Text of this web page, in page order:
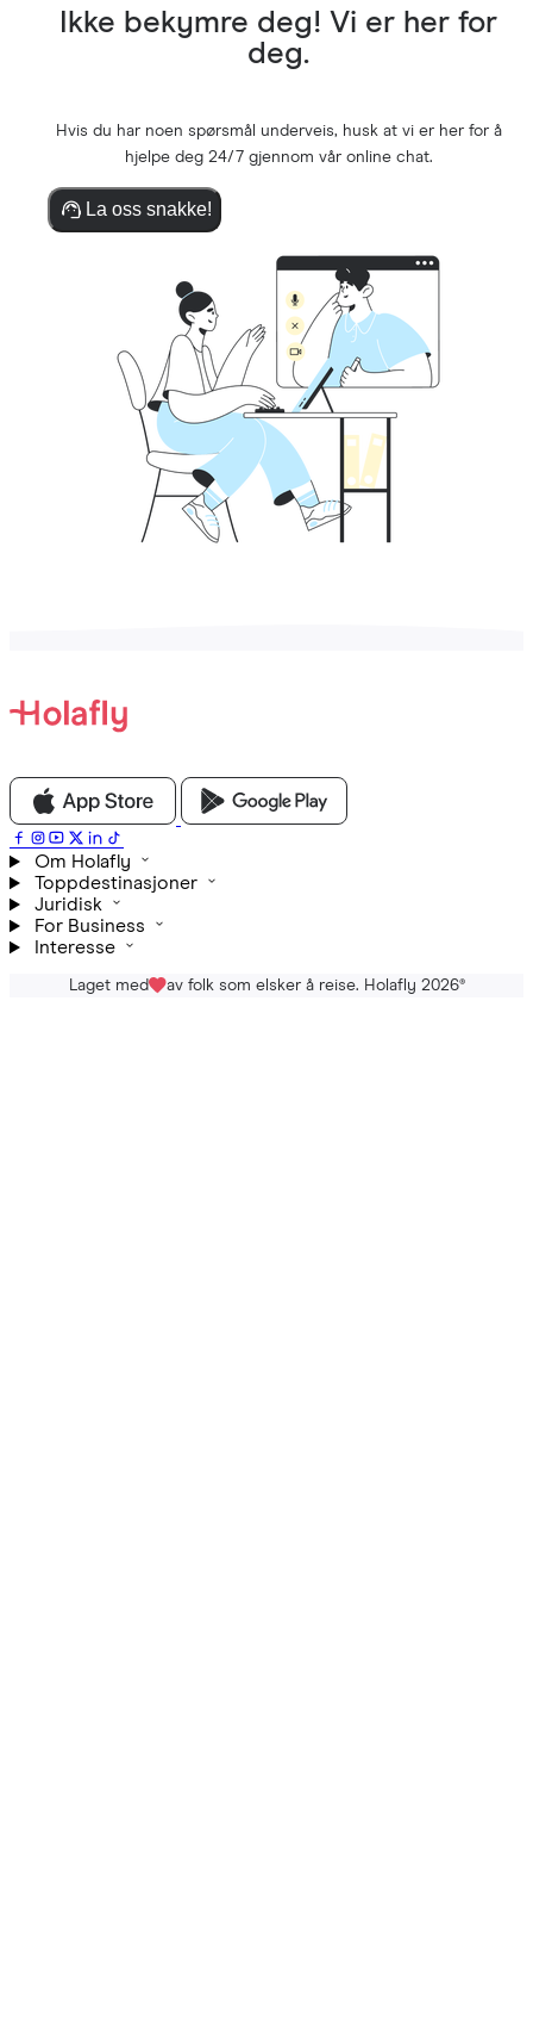
Ikke bekymre deg! Vi er her for
deg.
Hvis du har noen spørsmål underveis, husk at vi er her for å
hjelpe deg 24/7 gjennom vår online chat.
La oss snakke!
Om Holafly
Toppdestinasjoner
Juridisk
For Business
Interesse
Laget med av folk som elsker å reise. Holafly 2026®